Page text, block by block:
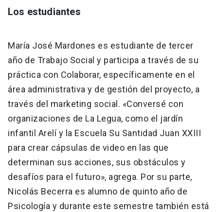
Los estudiantes
María José Mardones es estudiante de tercer
año de Trabajo Social y participa a través de su
práctica con Colaborar, específicamente en el
área administrativa y de gestión del proyecto, a
través del marketing social. «Conversé con
organizaciones de La Legua, como el jardín
infantil Arelí y la Escuela Su Santidad Juan XXIII
para crear cápsulas de video en las que
determinan sus acciones, sus obstáculos y
desafíos para el futuro», agrega. Por su parte,
Nicolás Becerra es alumno de quinto año de
Psicología y durante este semestre también está